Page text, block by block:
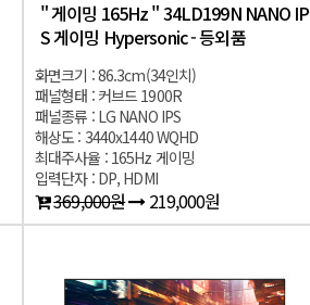
" 게이밍 165Hz " 34LD199N NANO IP
S 게이밍 Hypersonic - 등외품
화면크기 : 86.3cm(34인치)
패널형태 : 커브드 1900R
패널종류 : LG NANO IPS
해상도 : 3440x1440 WQHD
최대주사율 : 165Hz 게이밍
입력단자 : DP, HDMI
369,000원 219,000원